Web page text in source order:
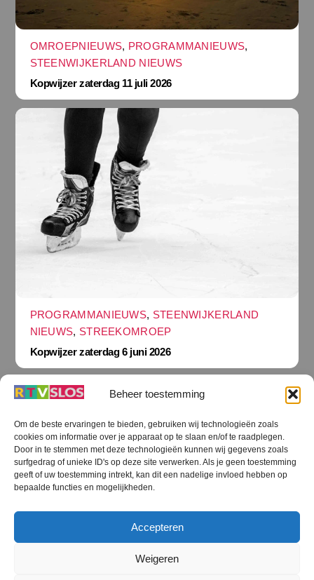
Beheer toestemming
Om de beste ervaringen te bieden, gebruiken wij technologieën zoals
cookies om informatie over je apparaat op te slaan en/of te raadplegen.
Door in te stemmen met deze technologieën kunnen wij gegevens zoals
surfgedrag of unieke ID's op deze site verwerken. Als je geen toestemming
geeft of uw toestemming intrekt, kan dit een nadelige invloed hebben op
bepaalde functies en mogelijkheden.
Accepteren
Weigeren
OMROEPNIEUWS, PROGRAMMANIEUWS,
STEENWIJKERLAND NIEUWS
Kopwijzer zaterdag 11 juli 2026
PROGRAMMANIEUWS, STEENWIJKERLAND
NIEUWS, STREEKOMROEP
Kopwijzer zaterdag 6 juni 2026
Terug
naar
boven
RTV SLOS
RTV SLOS ANBI